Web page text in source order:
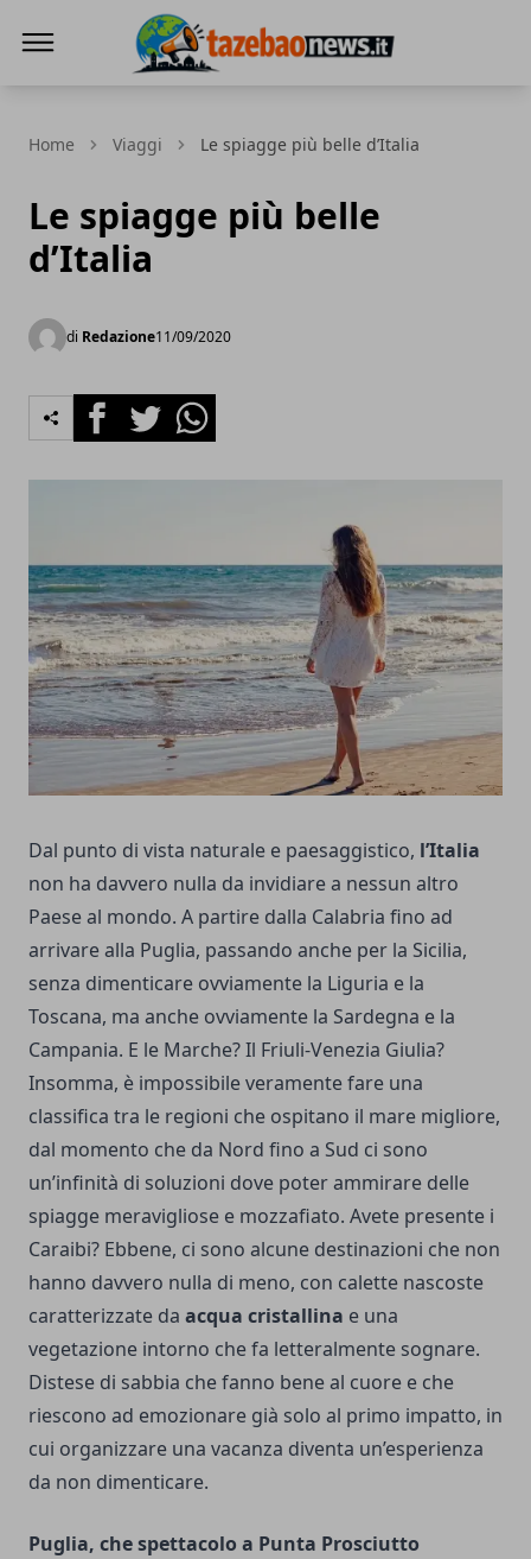
Home Viaggi Le spiagge più belle d’Italia
Le spiagge più belle
d’Italia
di Redazione11/09/2020
FacebookTwitterWhatsapp
Dal punto di vista naturale e paesaggistico, l’Italia
non ha davvero nulla da invidiare a nessun altro
Paese al mondo. A partire dalla Calabria fino ad
arrivare alla Puglia, passando anche per la Sicilia,
senza dimenticare ovviamente la Liguria e la
Toscana, ma anche ovviamente la Sardegna e la
Campania. E le Marche? Il Friuli-Venezia Giulia?
Insomma, è impossibile veramente fare una
classifica tra le regioni che ospitano il mare migliore,
dal momento che da Nord fino a Sud ci sono
un’infinità di soluzioni dove poter ammirare delle
spiagge meravigliose e mozzafiato. Avete presente i
Caraibi? Ebbene, ci sono alcune destinazioni che non
hanno davvero nulla di meno, con calette nascoste
caratterizzate da acqua cristallina e una
vegetazione intorno che fa letteralmente sognare.
Distese di sabbia che fanno bene al cuore e che
riescono ad emozionare già solo al primo impatto, in
cui organizzare una vacanza diventa un’esperienza
da non dimenticare.
Puglia, che spettacolo a Punta Prosciutto